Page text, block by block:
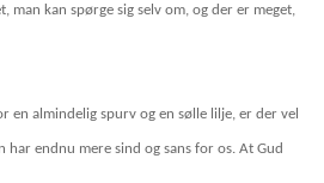
man kan spørge sig selv om, og der er meget,
en almindelig spurv og en sølle lilje, er der vel
har endnu mere sind og sans for os. At Gud